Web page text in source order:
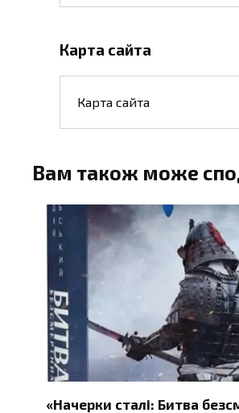
Карта сайта
Карта сайта
Вам також може
«Начерки сталі: Битва